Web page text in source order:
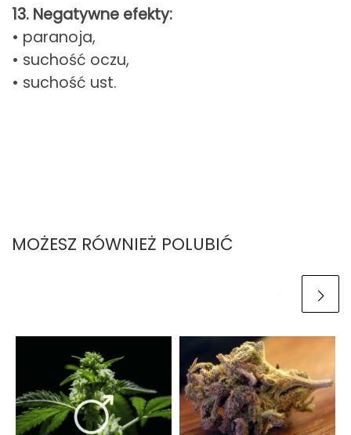
13. Negatywne efekty:
• paranoja,
• suchość oczu,
• suchość ust.
MOŻESZ RÓWNIEŻ POLUBIĆ